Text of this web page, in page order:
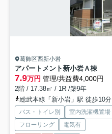
葛飾区西新小岩
アパートメント新小岩Ａ棟
7.9万円 管理/共益費4,000円
2階 / 17.38㎡ / 1R /築9年
総武本線「新小岩」駅 徒歩10分
バス・トイレ別 室内洗濯機置場
フローリング
電気有